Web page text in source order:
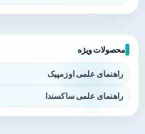
محصولات ویژه
راهنمای علمی اوزمپیک
راهنمای علمی ساکسندا